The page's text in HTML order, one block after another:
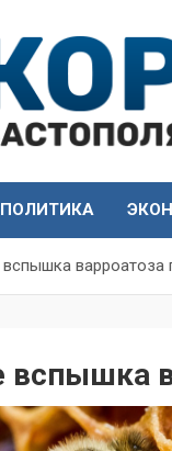
ПОЛИТИКА
варроатоза
вспышка